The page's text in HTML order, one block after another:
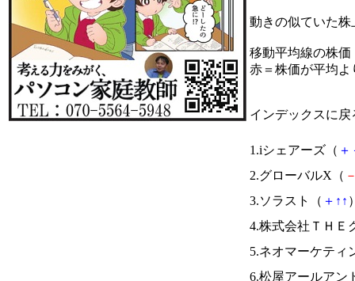
動きの似ていた
移動平均線の株価
赤＝株価が平均
インデックスに戻
1.iシェアーズ（ ＋
2.グローバルX（
3.ソラスト（ ＋ ↑ ↑
4.株式会社ＴＨＥ
5.ネオマーケティ
6.松屋アールアン